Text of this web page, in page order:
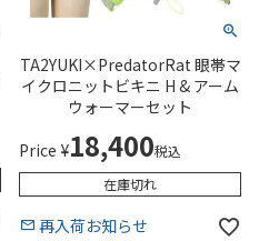
TA2YUKI×PredatorRat 眼帯マ
イクロニットビキニ H & アーム
ウォーマーセット
Price ¥18,400税込
在庫切れ
再入荷お知らせ